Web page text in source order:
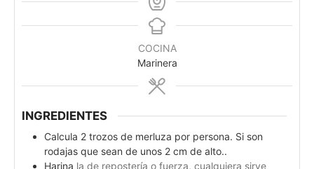
COCINA
Marinera
INGREDIENTES
Calcula 2 trozos de merluza por persona. Si son
rodajas que sean de unos 2 cm de alto..
Harina la de repostería o fuerza, cualquiera sirve